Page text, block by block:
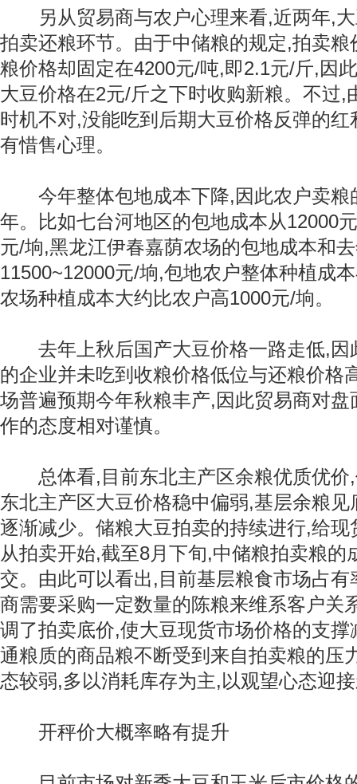
另从贸易商与农户心理来看,近两年,大
拍卖还粮环节。由于中储粮的规定,拍卖
粮价格却固定在4200元/吨,即2.1元/斤,因
大豆价格在2元/斤之下时收购新粮。不过,
时机不对,没能吃到后期大豆价格反弹的
有惜售心理。
今年整体包地成本下降,因此农户卖粮
年。比如七台河地区的包地成本从12000
元/垧,黑龙江伊春嘉荫农场的包地成本和
11500~12000元/垧,包地农户整体种植成
农场种植成本大约比农户高1000元/垧。
去年上秋后国产大豆价格一路走低,因
的企业并未吃到收粮价格低位与还粮价格
场普遍预期今年秋粮丰产,因此贸易商对盘
作的态度相对谨慎。
总体看,目前东北主产区余粮优质优价,
东北主产区大豆价格稳中偏弱,基层余粮
逐渐减少。储粮大豆拍卖的持续进行,给
从拍卖开始,截至8月下旬,中储粮拍卖粮的
交。由此可以看出,目前基层粮食市场占
商需要采购一定数量的陈粮来维系客户关
调了拍卖底价,使大豆现货市场价格的支
通粮质的商品粮不断受到来自拍卖粮的压
态较弱,多以消耗库存为主,以观望心态迎
开秤价大概率略有提升